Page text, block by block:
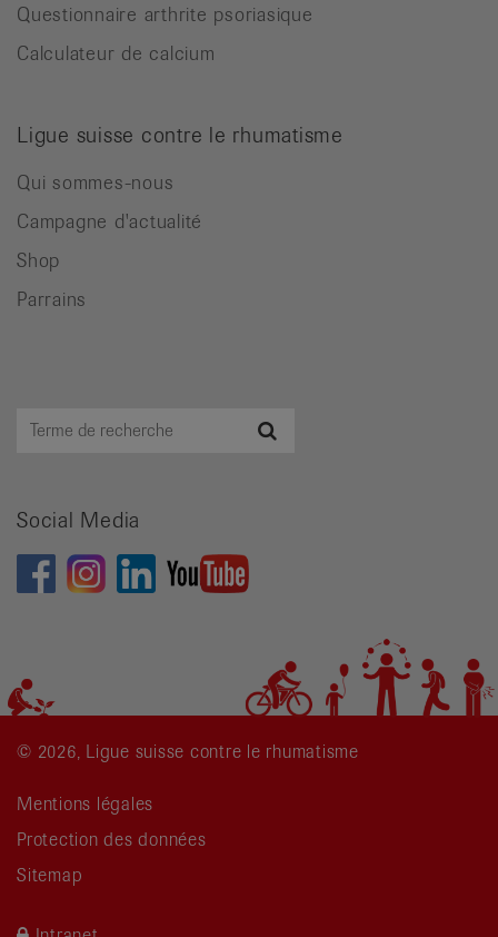
Questionnaire arthrite psoriasique
Calculateur de calcium
Ligue suisse contre le rhumatisme
Qui sommes-nous
Campagne d'actualité
Shop
Parrains
Terme
Social Media
© 2026, Ligue suisse contre le rhumatisme
Mentions légales
Protection des données
Sitemap